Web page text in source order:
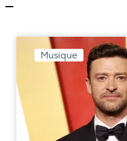
Musique